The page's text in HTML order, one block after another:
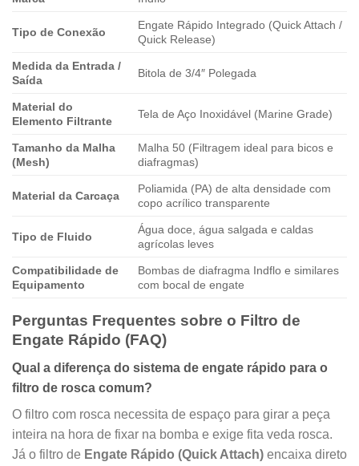
Tipo de Conexão
Engate Rápido Integrado (Quick Attach /
Quick Release)
Medida da Entrada /
Saída
Bitola de 3/4″ Polegada
Material do
Elemento Filtrante
Tela de Aço Inoxidável (Marine Grade)
Tamanho da Malha
(Mesh)
Malha 50 (Filtragem ideal para bicos e
diafragmas)
Material da Carcaça
Poliamida (PA) de alta densidade com
copo acrílico transparente
Tipo de Fluido
Água doce, água salgada e caldas
agrícolas leves
Compatibilidade de
Equipamento
Bombas de diafragma Indflo e similares
com bocal de engate
Perguntas Frequentes sobre o Filtro de
Engate Rápido (FAQ)
Qual a diferença do sistema de engate rápido para o
filtro de rosca comum?
O filtro com rosca necessita de espaço para girar a peça
inteira na hora de fixar na bomba e exige fita veda rosca.
Já o filtro de Engate Rápido (Quick Attach) encaixa direto